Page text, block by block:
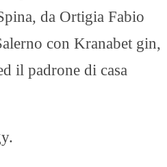
da Ortigia Fabio
con Kranabet gin,
il padrone di casa